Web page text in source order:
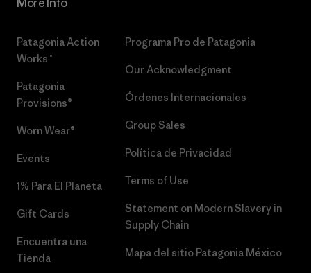
Patagonia Action
Works™
Patagonia
Provisions®
Worn Wear®
Events
1% Para El Planeta
Gift Cards
Encuentra una
Tienda
Programa Pro de Patagonia
Our Acknowledgment
Órdenes Internacionales
Group Sales
Política de Privacidad
Terms of Use
Statement on Modern Slavery in
Supply Chain
Mapa del sitio Patagonia México